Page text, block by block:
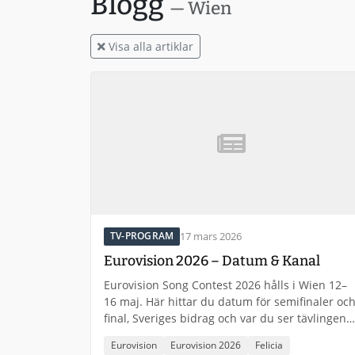
— Wien
Visa alla artiklar
TV-PROGRAM 17 mars 2026
Eurovision 2026 – Datum & Kanal
Eurovision Song Contest 2026 hålls i Wien 12–
16 maj. Här hittar du datum för semifinaler och
final, Sveriges bidrag och var du ser tävlingen
Eurovision Eurovision 2026 Felicia